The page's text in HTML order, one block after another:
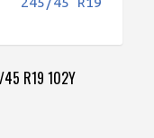
R19 102Y